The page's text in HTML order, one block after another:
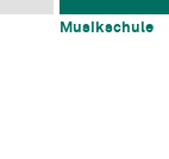
Musikschule